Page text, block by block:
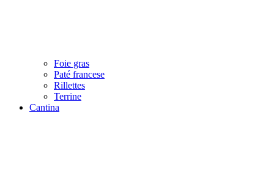
Foie gras
Paté francese
Rillettes
Terrine
Cantina